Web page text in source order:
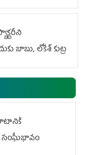
బాబు, లోకేశ్ కుట్ర